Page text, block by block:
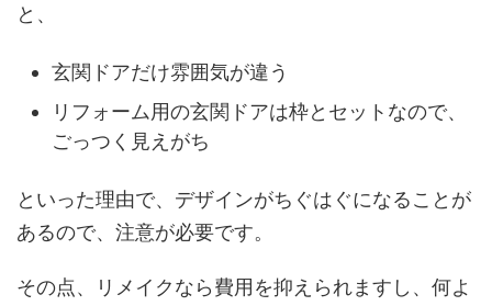
と、
玄関ドアだけ雰囲気が違う
リフォーム用の玄関ドアは枠とセットなので、
ごっつく見えがち
といった理由で、デザインがちぐはぐになることが
あるので、注意が必要です。
その点、リメイクなら費用を抑えられますし、何よ